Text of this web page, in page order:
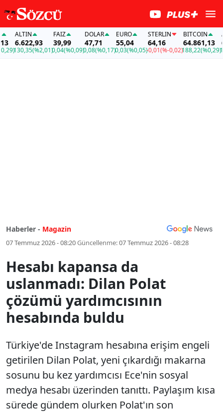
ALTIN
6.622,93
130,35(%2,01)
39,99
0,04(%0,09)
DOLAR
47,71
0,08(%0,17)
EURO
55,04
0,03(%0,05)
STERLIN
64,16
-0,01(%-0,02)
BITCOIN
64.861,13
188,22(%0,29)
Haberler - Magazin
07 Temmuz 2026 - 08:20Güncellenme:07 Temmuz 2026 - 08:28
Hesabı kapansa da
uslanmadı: Dilan Polat
çözümü yardımcısının
hesabında buldu
Türkiye'de Instagram hesabına erişim engeli
getirilen Dilan Polat, yeni çıkardığı makarna
sosunu bu kez yardımcısı Ece'nin sosyal
medya hesabı üzerinden tanıttı. Paylaşım kısa
sürede gündem olurken Polat'ın son